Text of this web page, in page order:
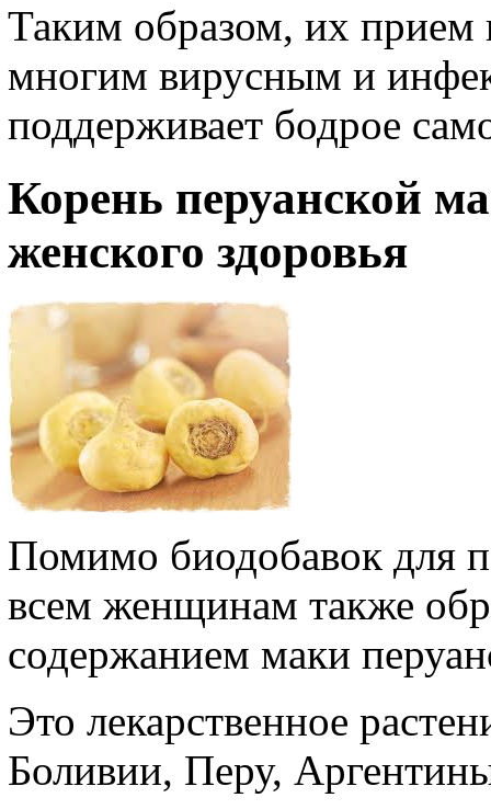
Таким образом, их прием
многим вирусным и
поддерживает бодрое
Корень перуанской
женского здоровья
Помимо биодобавок для
всем женщинам также
содержанием маки
Это лекарственное
Боливии, Перу,